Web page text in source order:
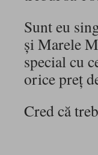
Sunt eu
şi Marele
special cu
orice preţ
Cred că